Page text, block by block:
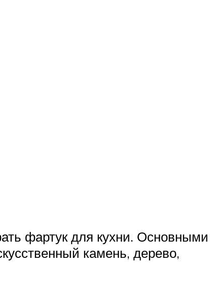
фартук для кухни. Основными
камень, дерево,